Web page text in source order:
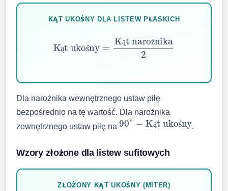
KĄT UKOŚNY DLA LISTEW PŁASKICH
ą ś
ą ż
Kąt narożnika2
Dla narożnika wewnętrznego ustaw piłę
bezpośrednio na tę wartość. Dla narożnika
zewnętrznego ustaw piłę na
ą ś
90° Kąt ukośny
.
Wzory złożone dla listew sufitowych
ZŁOŻONY KĄT UKOŚNY (MITER)